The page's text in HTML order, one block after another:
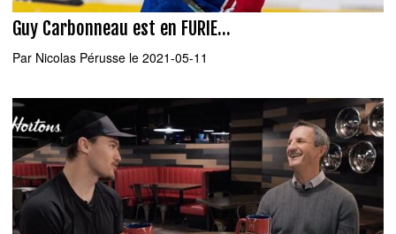
Guy Carbonneau est en FURIE...
Par Nicolas Pérusse le 2021-05-11